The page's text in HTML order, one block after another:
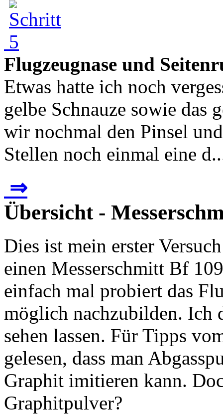
Flugzeugnase und
Etwas hatte ich noch
gelbe Schnauze sowie das
wir nochmal den Pinsel
Stellen noch einmal eine
⇒
Übersicht -
Dies ist mein erster
einen Messerschmitt Bf
einfach mal probiert das
möglich nachzubilden. Ich
sehen lassen. Für Tipps
gelesen, dass man
Graphit imitieren kann.
Graphitpulver?